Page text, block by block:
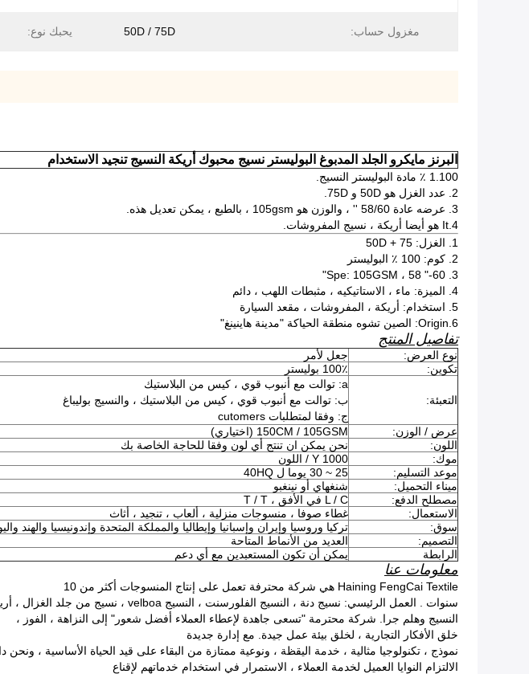
مغزول حساب: 50D / 75D يحبك نوع:
البرنز مايكرو الجلد المدبوغ البوليستر نسيج محبوك أريكة النسيج تنجيد الاستخدام
1.100 ٪ مادة البوليستر النسيج.
2. عدد الغزل هو 50D و 75D.
3. عرضه عادة 58/60 '' ، والوزن هو 105gsm ، بالطبع ، يمكن تعديل هذه.
4.It هو أيضا أريكة ، نسيج المفروشات.
1. الغزل: 50D + 75
2. كوم: 100 ٪ البوليستر
3. Spe: 105GSM ، 58 "-60"
4. الميزة: ماء ، الاستاتيكيه ، مثبطات اللهب ، دائم
5. استخدام: أريكة ، المفروشات ، مقعد السيارة
6.Origin: الصين تشوه منطقة الحياكة "مدينة هاينينغ"
تفاصيل المنتج
نوع العرض:
جعل لأمر
تكوين:
100٪ بوليستر
التعبئة:
a: توالت مع أنبوب قوي ، كيس من البلاستيك
ب: توالت مع أنبوب قوي ، كيس من البلاستيك ، والنسيج بوليباغ
ج: وفقا لمتطلبات cutomers
عرض / الوزن:
150CM / 105GSM (اختياري)
اللون:
نحن يمكن ان تنتج أي لون وفقا للحاجة الخاصة بك
موك:
1000 Y / اللون
موعد التسليم:
25 ~ 30 يوما ل 40HQ
ميناء التحميل:
شنغهاي أو نينغبو
مصطلح الدفع:
L / C في الأفق ، T / T
الاستعمال:
غطاء صوفا ، منسوجات منزلية ، ألعاب ، تنجيد ، أثاث
سوق:
تركيا وروسيا وإيران وإسبانيا وإيطاليا والمملكة المتحدة وإندونيسيا والهند
التصميم:
العديد من الأنماط المتاحة
الرابطة
يمكن أن تكون المستعبدين مع أي دعم
معلومات عنا
Haining FengCai Textile هي شركة محترفة تعمل على إنتاج المنسوجات أكثر من 10
سنوات .
العمل الرئيسي: نسيج دنة ، النسيج الفلورسنت ، النسيج velboa ، نسيج من جلد الغزال ، أريكة
النسيج وهلم جرا.
شركة محترمة "تسعى جاهدة لإعطاء العملاء أفضل شعور" إلى النزاهة ، الفوز ،
خلق الأفكار التجارية ، لخلق بيئة عمل جيدة.
مع إدارة جديدة
نموذج ، تكنولوجيا مثالية ، خدمة اليقظة ، ونوعية ممتازة من البقاء على قيد الحياة الأساسية ، ونحن
الالتزام النوايا العميل لخدمة العملاء ، الاستمرار في استخدام خدماتهم لإقناع